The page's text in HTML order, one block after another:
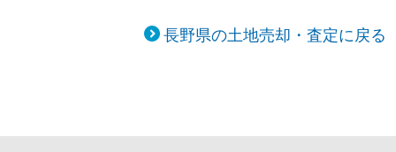
長野県の土地売却・査定に戻る